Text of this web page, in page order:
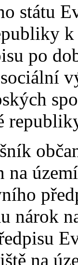
státu
po
na
nárok
na